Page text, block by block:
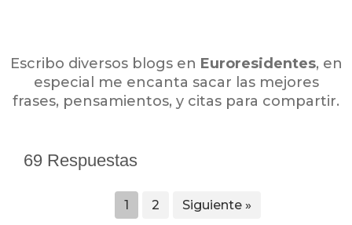
Escribo diversos blogs en Euroresidentes, en
especial me encanta sacar las mejores
frases, pensamientos, y citas para compartir.
69 Respuestas
1 2 Siguiente »